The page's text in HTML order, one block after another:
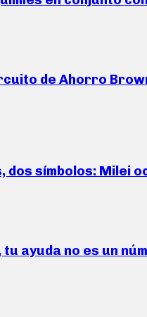
de Ahorro
dos símbolos: Milei
ayuda no es un